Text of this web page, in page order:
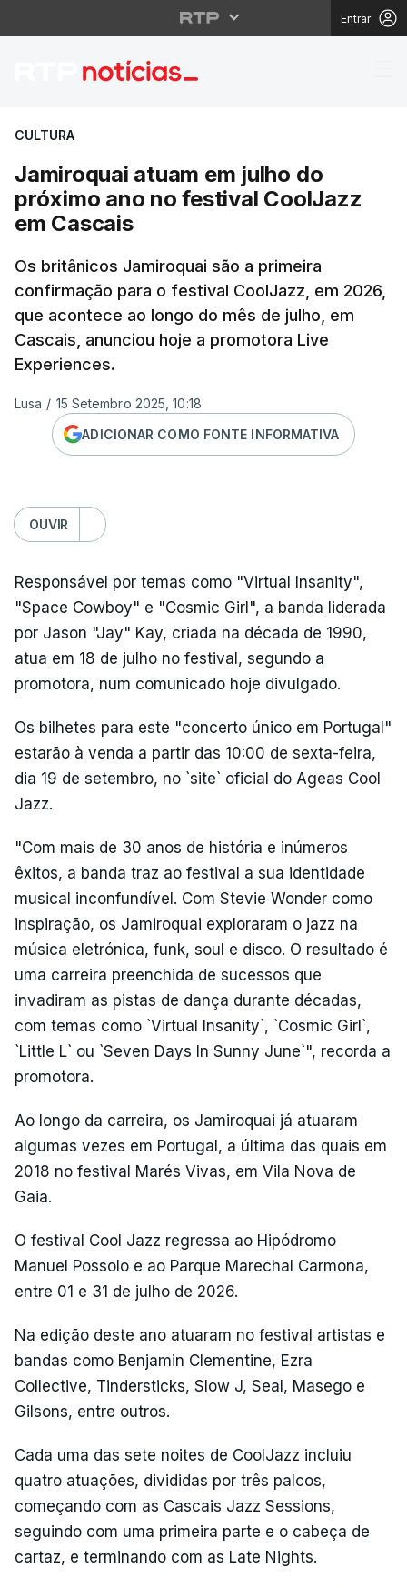
Entrar
Jamiroquai atuam em
CULTURA
Jamiroquai atuam em julho do
próximo ano no festival CoolJazz
em Cascais
Os britânicos Jamiroquai são a primeira
confirmação para o festival CoolJazz, em 2026,
que acontece ao longo do mês de julho, em
Cascais, anunciou hoje a promotora Live
Experiences.
Lusa / 15 Setembro 2025, 10:18
ADICIONAR COMO FONTE INFORMATIVA
OUVIR
Responsável por temas como "Virtual Insanity",
"Space Cowboy" e "Cosmic Girl", a banda liderada
por Jason "Jay" Kay, criada na década de 1990,
atua em 18 de julho no festival, segundo a
promotora, num comunicado hoje divulgado.
Os bilhetes para este "concerto único em Portugal"
estarão à venda a partir das 10:00 de sexta-feira,
dia 19 de setembro, no `site` oficial do Ageas Cool
Jazz.
"Com mais de 30 anos de história e inúmeros
êxitos, a banda traz ao festival a sua identidade
musical inconfundível. Com Stevie Wonder como
inspiração, os Jamiroquai exploraram o jazz na
música eletrónica, funk, soul e disco. O resultado é
uma carreira preenchida de sucessos que
invadiram as pistas de dança durante décadas,
com temas como `Virtual Insanity`, `Cosmic Girl`,
`Little L` ou `Seven Days In Sunny June`", recorda a
promotora.
Ao longo da carreira, os Jamiroquai já atuaram
algumas vezes em Portugal, a última das quais em
2018 no festival Marés Vivas, em Vila Nova de
Gaia.
O festival Cool Jazz regressa ao Hipódromo
Manuel Possolo e ao Parque Marechal Carmona,
entre 01 e 31 de julho de 2026.
Na edição deste ano atuaram no festival artistas e
bandas como Benjamin Clementine, Ezra
Collective, Tindersticks, Slow J, Seal, Masego e
Gilsons, entre outros.
Cada uma das sete noites de CoolJazz incluiu
quatro atuações, divididas por três palcos,
começando com as Cascais Jazz Sessions,
seguindo com uma primeira parte e o cabeça de
cartaz, e terminando com as Late Nights.